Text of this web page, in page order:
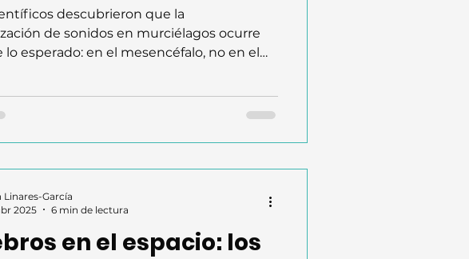
descubrieron que la
de sonidos en murciélagos ocurre
lo esperado: en el mesencéfalo, no en el
no solo por frecuencia. Las neuronas
revelando un sistema temprano y
de decodificación sonora. Los murciélagos
en el espacio: los
Linares-García
2025
6 min de lectura